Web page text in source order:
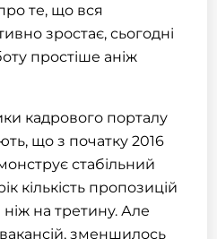
те, що вся
зростає, сьогодні
простіше аніж
кадрового порталу
що з початку 2016
стабільний
кількість пропозицій
на третину. Але
зменшилось